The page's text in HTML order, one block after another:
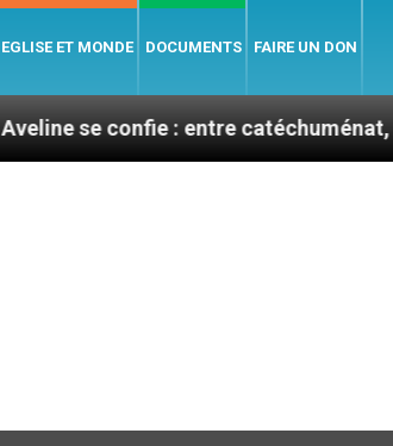
EGLISE ET MONDE DOCUMENTS FAIRE UN DON
: entre catéchuménat, paix et